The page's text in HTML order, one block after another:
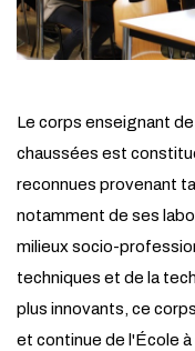
Le corps enseignant
chaussées est
reconnues provenant
notamment de ses
milieux socio-
techniques et de la
plus innovants, ce
et continue de l'École